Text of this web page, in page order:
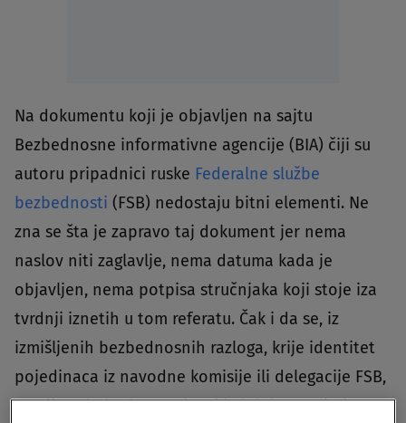
Na dokumentu koji je objavljen na sajtu
Bezbednosne informativne agencije (BIA) čiji su
autoru pripadnici ruske Federalne službe
bezbednosti (FSB) nedostaju bitni elementi. Ne
zna se šta je zapravo taj dokument jer nema
naslov niti zaglavlje, nema datuma kada je
objavljen, nema potpisa stručnjaka koji stoje iza
tvrdnji iznetih u tom referatu. Čak i da se, iz
izmišljenih bezbednosnih razloga, krije identitet
pojedinaca iz navodne komisije ili delegacije FSB,
mogli su da budu potpisani kolektivno, ali ni tog